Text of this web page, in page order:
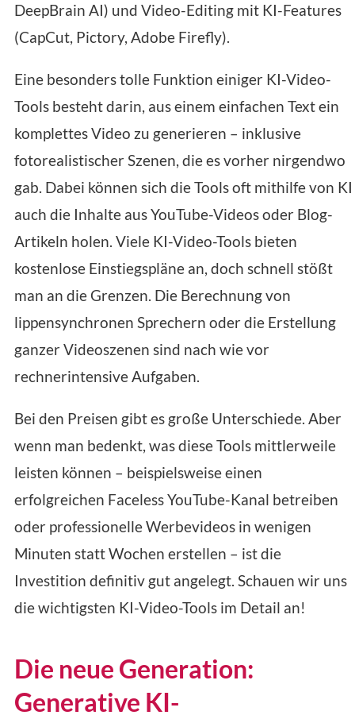
DeepBrain AI) und Video-Editing mit KI-Features
(CapCut, Pictory, Adobe Firefly).
Eine besonders tolle Funktion einiger KI-Video-
Tools besteht darin, aus einem einfachen Text ein
komplettes Video zu generieren – inklusive
fotorealistischer Szenen, die es vorher nirgendwo
gab. Dabei können sich die Tools oft mithilfe von KI
auch die Inhalte aus YouTube-Videos oder Blog-
Artikeln holen. Viele KI-Video-Tools bieten
kostenlose Einstiegspläne an, doch schnell stößt
man an die Grenzen. Die Berechnung von
lippensynchronen Sprechern oder die Erstellung
ganzer Videoszenen sind nach wie vor
rechnerintensive Aufgaben.
Bei den Preisen gibt es große Unterschiede. Aber
wenn man bedenkt, was diese Tools mittlerweile
leisten können – beispielsweise einen
erfolgreichen Faceless YouTube-Kanal betreiben
oder professionelle Werbevideos in wenigen
Minuten statt Wochen erstellen – ist die
Investition definitiv gut angelegt. Schauen wir uns
die wichtigsten KI-Video-Tools im Detail an!
Die neue Generation:
Generative KI-